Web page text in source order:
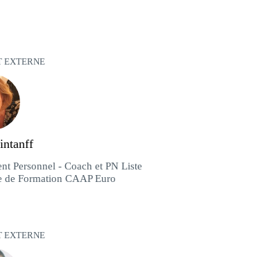
EXTERNE
Personnel - Coach et PN Liste
Formation CAAP Euro
EXTERNE